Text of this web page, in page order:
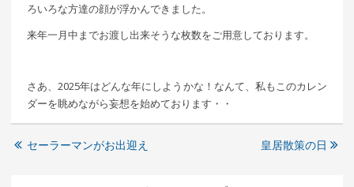
ろいろな方達の顔が浮かんできました。
来年一月中までお渡し出来そうな枚数をご用意しております。
さあ、2025年はどんな年にしようかな！なんて、私もこのカレン
ダーを眺めながら妄想を始めております・・
セーラーマンがお出迎え 皇居散策の日